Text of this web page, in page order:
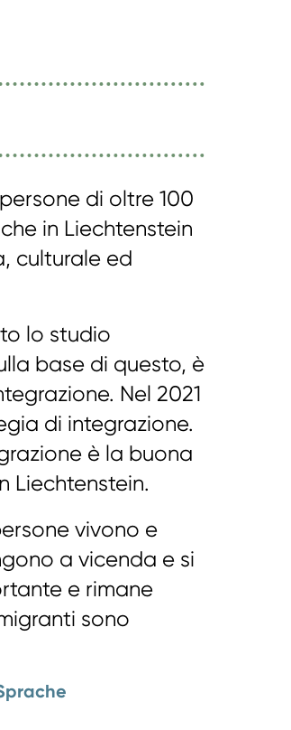
di oltre 100
in Liechtenstein
culturale ed
lo studio
base di questo, è
Nel 2021
di integrazione.
è la buona
Liechtenstein.
vivono e
a vicenda e si
e rimane
sono